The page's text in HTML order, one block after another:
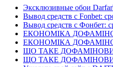
Эксклюзивные обои
Вывод средств с Fonbet:
Вывод средств с Фонбет:
ЕКОНОМІКА
ЕКОНОМІКА
ЩО ТАКЕ
ЩО ТАКЕ